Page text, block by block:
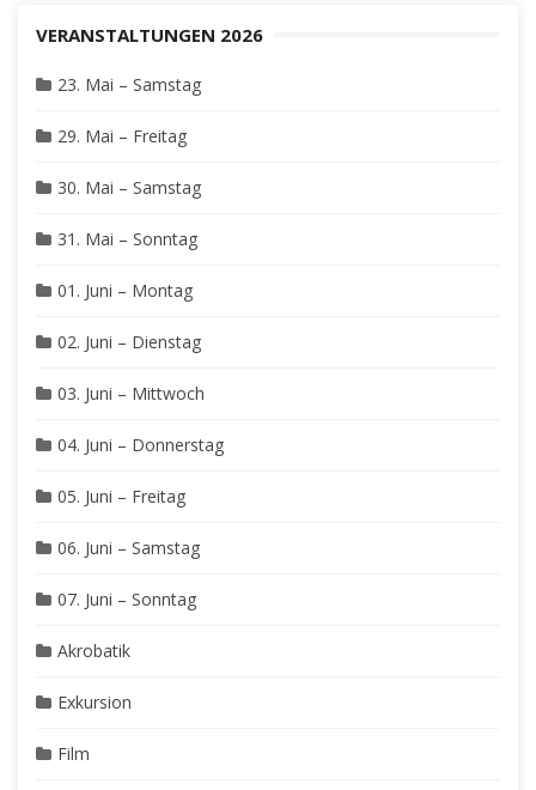
VERANSTALTUNGEN 2026
23. Mai – Samstag
29. Mai – Freitag
30. Mai – Samstag
31. Mai – Sonntag
01. Juni – Montag
02. Juni – Dienstag
03. Juni – Mittwoch
04. Juni – Donnerstag
05. Juni – Freitag
06. Juni – Samstag
07. Juni – Sonntag
Akrobatik
Exkursion
Film